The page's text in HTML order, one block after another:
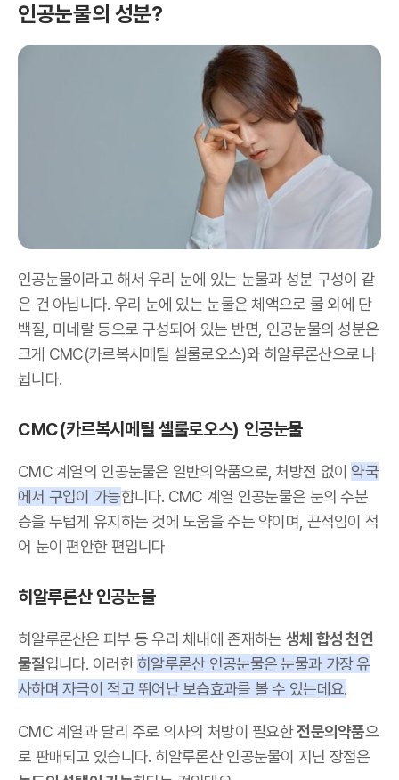
인공눈물의 성분?
인공눈물이라고 해서 우리 눈에 있는 눈물과 성분 구성이 같
은 건 아닙니다. 우리 눈에 있는 눈물은 체액으로 물 외에 단
백질, 미네랄 등으로 구성되어 있는 반면, 인공눈물의 성분은
크게 CMC(카르복시메틸 셀룰로오스)와 히알루론산으로 나
뉩니다.
CMC(카르복시메틸 셀룰로오스) 인공눈물
CMC 계열의 인공눈물은 일반의약품으로, 처방전 없이 약국
에서 구입이 가능합니다. CMC 계열 인공눈물은 눈의 수분
층을 두텁게 유지하는 것에 도움을 주는 약이며, 끈적임이 적
어 눈이 편안한 편입니다
히알루론산 인공눈물
히알루론산은 피부 등 우리 체내에 존재하는 생체 합성 천연
물질입니다. 이러한히알루론산 인공눈물은 눈물과 가장 유
사하며 자극이 적고 뛰어난 보습효과를 볼 수 있는데요.
CMC 계열과 달리 주로 의사의 처방이 필요한전문의약품으
로 판매되고 있습니다. 히알루론산 인공눈물이 지닌 장점은